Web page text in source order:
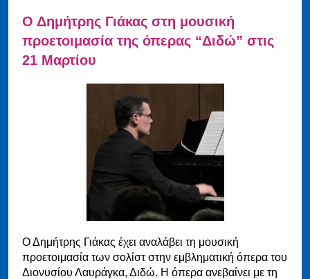
Ο Δημήτρης Γιάκας στη μουσική
προετοιμασία της όπερας “Διδώ” στις
21 Μαρτίου
Ο Δημήτρης Γιάκας έχει αναλάβει τη μουσική
προετοιμασία των σολίστ στην εμβληματική όπερα του
Διονυσίου Λαυράγκα, Διδώ. Η όπερα ανεβαίνει με τη